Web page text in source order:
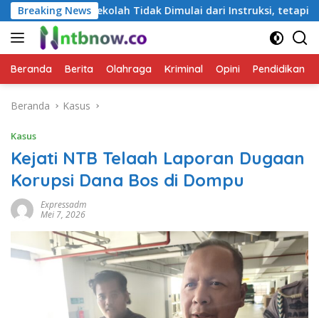
Langsung
ke
konten
Breaking News
Tidak Dimulai dari Instruksi, tetapi dari Cara Berbicara
Beranda Berita Olahraga Kriminal Opini Pendidikan
Beranda Kasus
Kasus
Kejati NTB Telaah Laporan Dugaan
Korupsi Dana Bos di Dompu
Expressadm
Mei 7, 2026